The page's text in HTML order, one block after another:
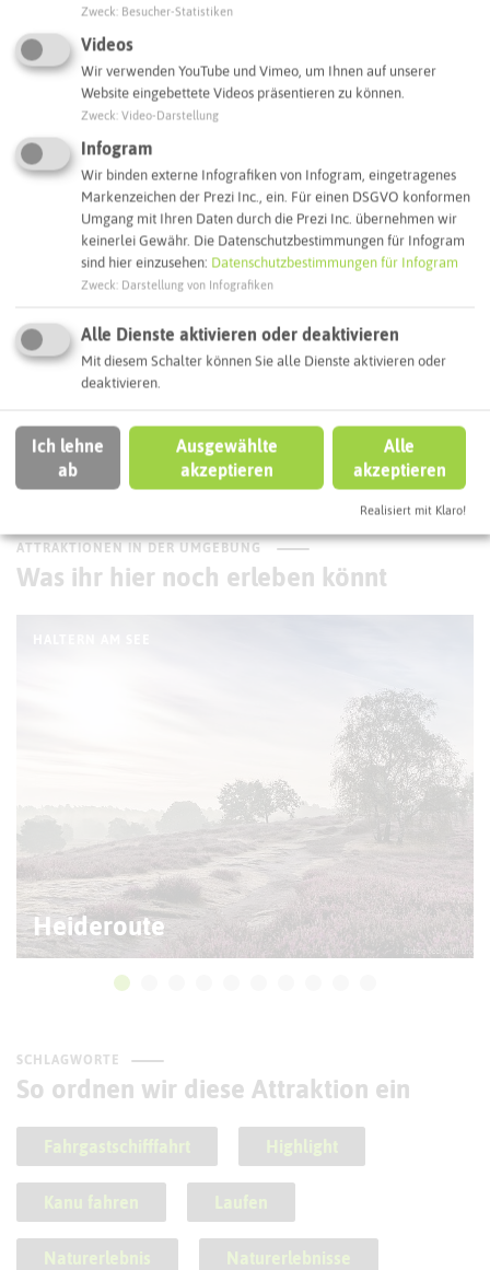
Adresse:
Halterner Stausee
Hullerner Straße / Stockwieser Damm
Webseite
Interaktive Karte
Routenplanung zum Ziel:
ÖPNV-Route finden
Autoroute finden
ATTRAKTIONEN IN DER UMGEBUNG
Was ihr hier noch erleben könnt
Heideroute
SCHLAGWORTE
So ordnen wir diese Attraktion ein
Fahrgastschifffahrt Highlight
Kanu fahren Laufen
Naturerlebnis Naturerlebnisse
Zweck Besucher-Statistiken
Videos
Wir verwenden YouTube und Vimeo, um Ihnen auf unserer
Website eingebettete Videos präsentieren zu können.
Zweck Video-Darstellung
Infogram
Wir binden externe Infografiken von Infogram, eingetragenes
Markenzeichen der Prezi Inc., ein. Für einen DSGVO konformen
Umgang mit Ihren Daten durch die Prezi Inc. übernehmen wir
keinerlei Gewähr. Die Datenschutzbestimmungen für Infogram
sind hier einzusehen: Datenschutzbestimmungen für Infogram
Zweck Darstellung von Infografiken
Alle Dienste aktivieren oder deaktivieren
Mit diesem Schalter können Sie alle Dienste aktivieren oder
deaktivieren.
Ich lehne
ab
Ausgewählte
akzeptieren
Alle
akzeptieren
Realisiert mit Klaro!